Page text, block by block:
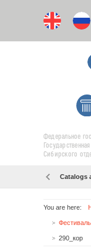
Федеральное
Сибирского
Catalogs
You are here:
290_кор